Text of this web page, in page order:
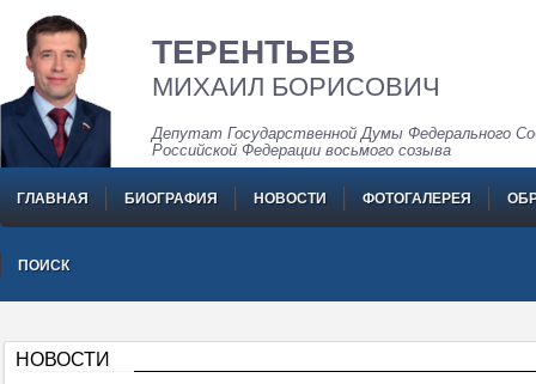
ТЕРЕНТЬЕВ
МИХАИЛ БОРИСОВИЧ
Депутат Государственной Думы Федерального
Российской Федерации восьмого созыва
ГЛАВНАЯ БИОГРАФИЯ НОВОСТИ ФОТОГАЛЕРЕЯ
ПОИСК
НОВОСТИ